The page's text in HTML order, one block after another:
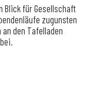
Blick für Gesellschaft
zugunsten
den Tafelladen